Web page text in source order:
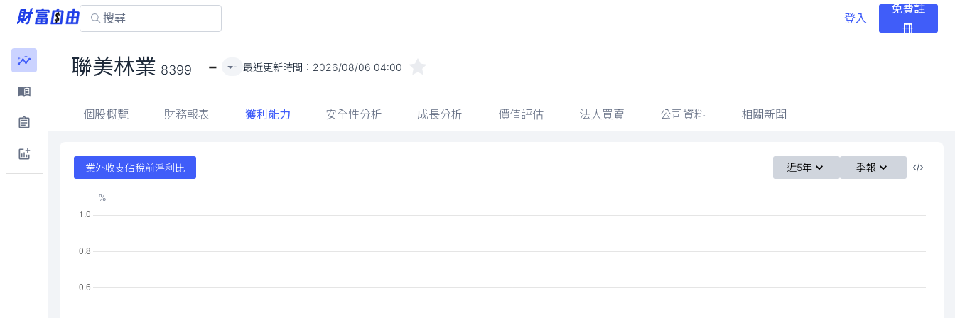
登入
免費註
冊
聯美林業 8399 - - 最近更新時間： 2026/08/06 04:00
個股概覽 財務報表 獲利能力 安全性分析 成長分析 價值評估 法人買賣 公司資料 相關新聞
業外收支佔稅前淨利比 近5年 季報